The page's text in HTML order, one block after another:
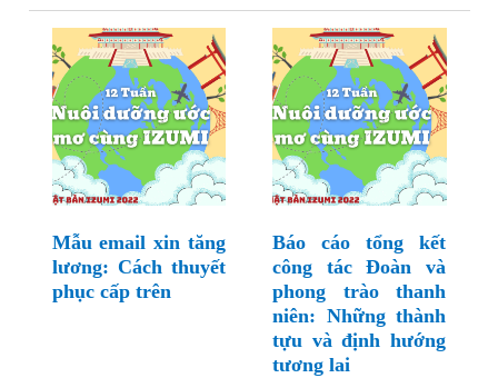
Mẫu email xin tăng
lương: Cách thuyết
phục cấp trên
Báo cáo tổng kết
công tác Đoàn và
phong trào thanh
niên: Những thành
tựu và định hướng
tương lai